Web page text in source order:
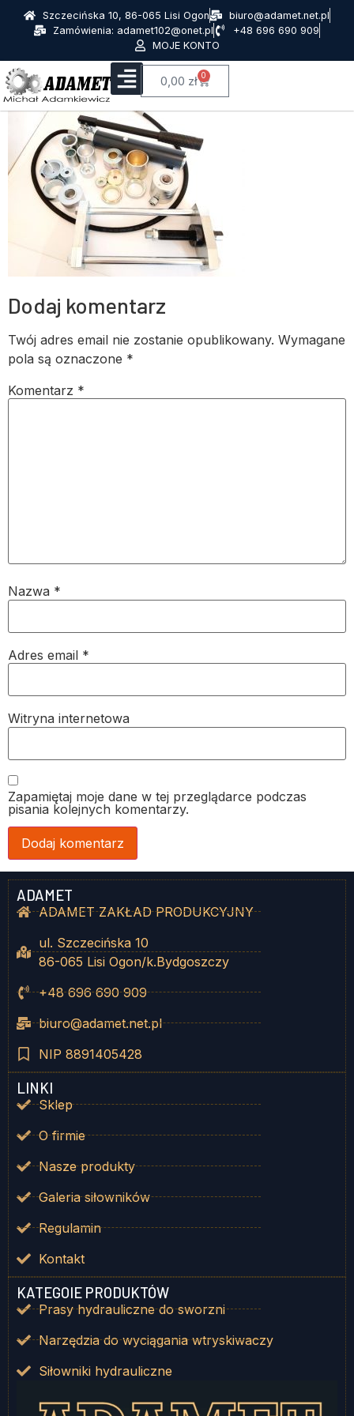
Szczecińska 10, 86-065 Lisi Ogon
biuro@adamet.net.pl
Zamówienia: adamet102@onet.pl
+48 696 690 909
MOJE KONTO
0,00 zł 0
Dodaj komentarz
Twój adres email nie zostanie opublikowany. Wymagane
pola są oznaczone *
Komentarz *
Nazwa *
Adres email *
Witryna internetowa
Zapamiętaj moje dane w tej przeglądarce podczas
pisania kolejnych komentarzy.
ADAMET
ADAMET ZAKŁAD PRODUKCYJNY
ul. Szczecińska 10
86-065 Lisi Ogon/k.Bydgoszczy
+48 696 690 909
biuro@adamet.net.pl
NIP 8891405428
LINKI
Sklep
O firmie
Nasze produkty
Galeria siłowników
Regulamin
Kontakt
KATEGOIE PRODUKTÓW
Prasy hydrauliczne do sworzni
Narzędzia do wyciągania wtryskiwaczy
Siłowniki hydrauliczne